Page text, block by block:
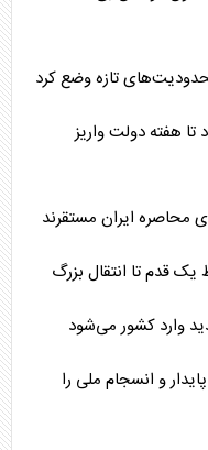
تازه وضع کرد
هفته دولت واریز
یک قدم تا انتقال بزرگ
وارد کشور می‌شود
و انسجام ملی را